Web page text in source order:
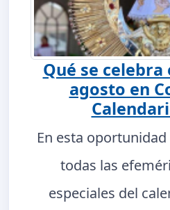
Qué se celebra
agosto en
En esta
todas las
especiales del